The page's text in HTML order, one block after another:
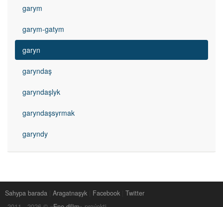
garym
garym-gatym
garyn
garyndaş
garyndaşlyk
garyndaşsyrmak
garyndy
Sahypa barada Aragatnaşyk Facebook
Twitter